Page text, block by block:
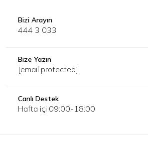
Bizi Arayın
444 3 033
Bize Yazın
[email protected]
Canlı Destek
Hafta içi 09:00-18:00